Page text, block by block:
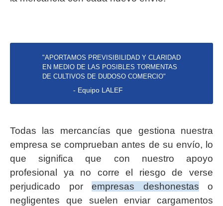
"APORTAMOS PREVISIBILIDAD Y CLARIDAD
EN MEDIO DE LAS POSIBLES TORMENTAS
DE CULTIVOS DE DUDOSO COMERCIO"
- Equipo LALEF
Todas las mercancías que gestiona nuestra
empresa se comprueban antes de su envío, lo
que significa que con nuestro apoyo
profesional ya no corre el riesgo de verse
perjudicado por empresas deshonestas o
negligentes que suelen enviar cargamentos